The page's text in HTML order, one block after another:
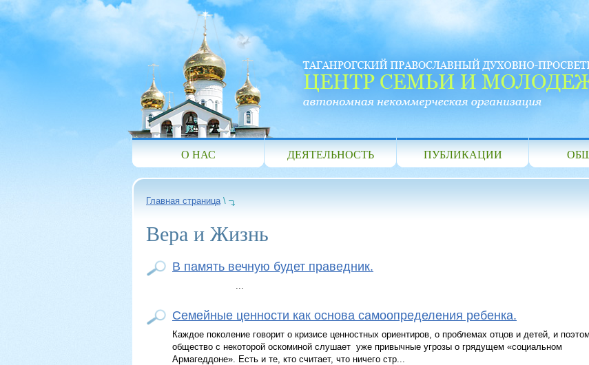
О НАС ДЕЯТЕЛЬНОСТЬ ПУБЛИКАЦИИ
Главная страница\
Вера и Жизнь
В память вечную будет праведник.
...
Семейные ценности как основа самоопределения ребенка.
Каждое поколение говорит о кризисе ценностных ориентиров, о проблемах отцов и детей, и
общество с некоторой оскоминой слушает уже привычные угрозы о грядущем «социальном
Армагеддоне». Есть и те, кто считает, что ничего стр...